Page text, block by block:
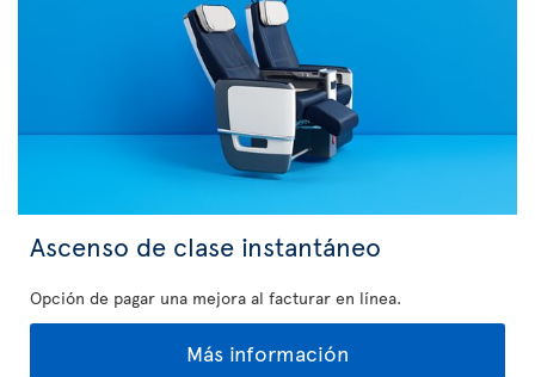
Ascenso de clase instantáneo
Opción de pagar una mejora al facturar en línea.
Más información